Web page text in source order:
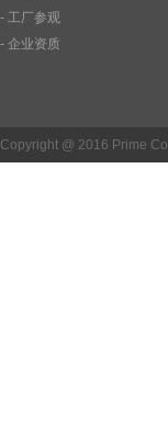
- 工厂参观
- 企业资质
Copyright @ 2016 Prime